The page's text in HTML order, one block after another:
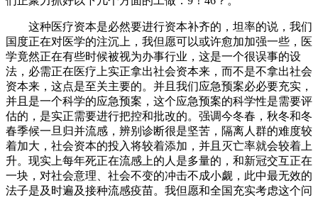
这种医疗资本是必然要进行资本补齐的，坦率的说，我们
国度正在对医学的注沉上，我但愿可以或许愈加加强一些，医
学竟然正在有些时候被视为办事行业，这是一个很误事的设
法，必需正在医疗上实正拿出社会资本来，而不是不拿出社会
资本来，这点是至关主要的。并且我们应急预案必必要充实，
并且是一个科学的应急预案，这个应急预案的科学性是需要评
估的，是实正需要进行把控和批改的。强调今冬春，秋冬和冬
春季候一旦归并流感，辨别诊断很是坚苦，隔离人群的难度较
着加大，社会资本的投入将较着添加，并且灭亡率就会较着上
升。现实上每年死正在流感上的人是多量的，和新冠交互正在
一块，对社会意理、社会不变的冲击不成小觑，此中最无效的
法子是及时遍及接种流感疫苗。我但愿和全国充实考虑这个问